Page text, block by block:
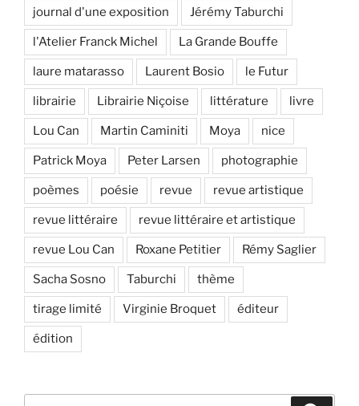
journal d'une exposition Jérémy Taburchi
l'Atelier Franck Michel La Grande Bouffe
laure matarasso Laurent Bosio le Futur
librairie Librairie Niçoise littérature livre
Lou Can Martin Caminiti Moya nice
Patrick Moya Peter Larsen photographie
poèmes poésie revue revue artistique
revue littéraire revue littéraire et artistique
revue Lou Can Roxane Petitier Rémy Saglier
Sacha Sosno Taburchi thème
tirage limité Virginie Broquet éditeur
édition